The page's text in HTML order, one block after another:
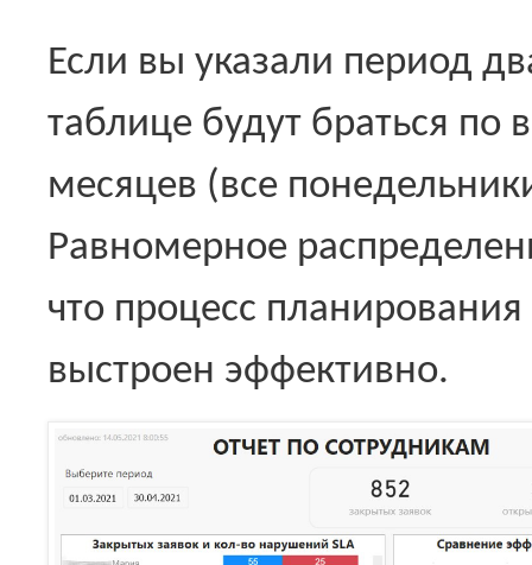
Если вы указали период
таблице будут браться по
месяцев (все
Равномерное
что процесс
выстроен эффективно.